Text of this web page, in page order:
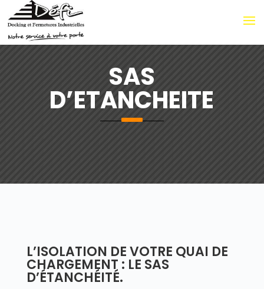
SAS
D’ETANCHEITE
L’ISOLATION DE VOTRE QUAI DE
CHARGEMENT : LE SAS
D’ÉTANCHÉITÉ.